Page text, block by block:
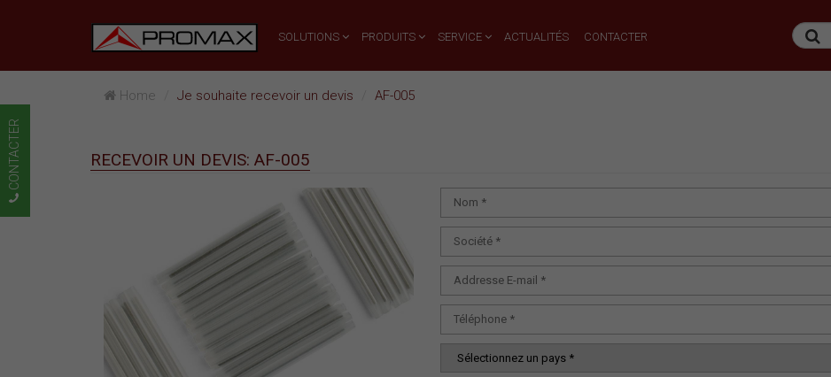
SOLUTIONS PRODUITS SERVICE ACTUALITÉS CONTACTER
Home Je souhaite recevoir un devis AF-005
RECEVOIR UN DEVIS: AF-005
CONTACTER